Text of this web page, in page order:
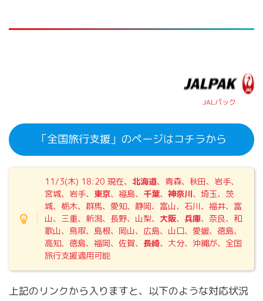
JALパック
「全国旅行支援」のページはコチラから
11/3(木) 18:20現在、北海道、青森、秋田、岩手、
宮城、岩手、 東京、福島、 千葉、神奈川、埼玉、茨
城、栃木、群馬、愛知、静岡、富山、石川、福井、富
山、三重、新潟、長野、山梨、 大阪、 兵庫、奈良、和
歌山、鳥取、島根、岡山、広島、山口、愛媛、徳島、
高知、徳島、福岡、佐賀、 長崎、大分、沖縄が、全国
旅行支援適用可能
上記のリンクから入りますと、以下のような対応状況